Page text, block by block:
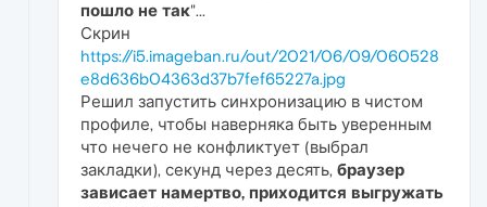
пошло не так"...
Скрин
https://i5.imageban.ru/out/2021/06/09/060528
e8d636b04363d37b7fef65227a.jpg
Решил запустить синхронизацию в чистом
профиле, чтобы наверняка быть уверенным
что нечего не конфликтует (выбрал
закладки), секунд через десять, браузер
зависает намертво, приходится выгружать